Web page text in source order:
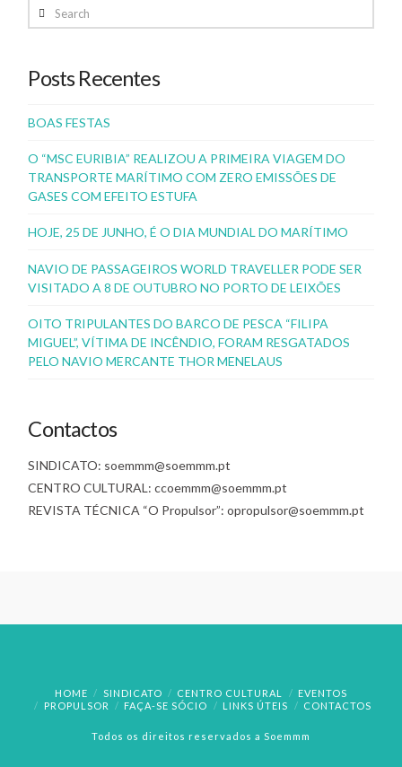
Search
Posts Recentes
BOAS FESTAS
O “MSC EURIBIA” REALIZOU A PRIMEIRA VIAGEM DO
TRANSPORTE MARÍTIMO COM ZERO EMISSÕES DE
GASES COM EFEITO ESTUFA
HOJE, 25 DE JUNHO, É O DIA MUNDIAL DO MARÍTIMO
NAVIO DE PASSAGEIROS WORLD TRAVELLER PODE SER
VISITADO A 8 DE OUTUBRO NO PORTO DE LEIXÕES
OITO TRIPULANTES DO BARCO DE PESCA “FILIPA
MIGUEL”, VÍTIMA DE INCÊNDIO, FORAM RESGATADOS
PELO NAVIO MERCANTE THOR MENELAUS
Contactos
SINDICATO: soemmm@soemmm.pt
CENTRO CULTURAL: ccoemmm@soemmm.pt
REVISTA TÉCNICA “O Propulsor”: opropulsor@soemmm.pt
HOME SINDICATO CENTRO CULTURAL
EVENTOS
PROPULSOR
FAÇA-SE SÓCIO LINKS ÚTEIS CONTACTOS
Todos os direitos reservados a Soemmm